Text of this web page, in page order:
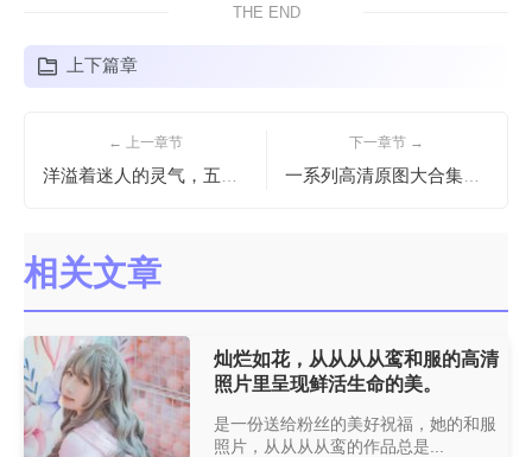
THE END
上下篇章
← 上一章节 下一章节 →
一系列高清原图大合集，黑猫猫ovo图包图像震撼人心
相关文章
灿烂如花，从从从从鸾和服的高清
照片里呈现鲜活生命的美。
是一份送给粉丝的美好祝福，她的和服
照片，从从从从鸾的作品总是...